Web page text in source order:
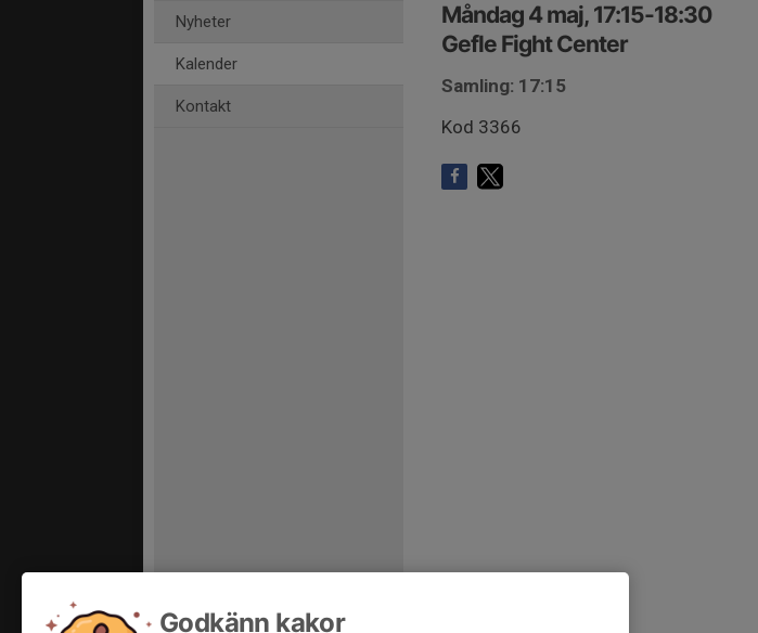
Nyheter
Kalender
Kontakt
Måndag 4 maj, 17:15-18:30
Gefle Fight Center
Samling: 17:15
Kod 3366
Godkänn kakor